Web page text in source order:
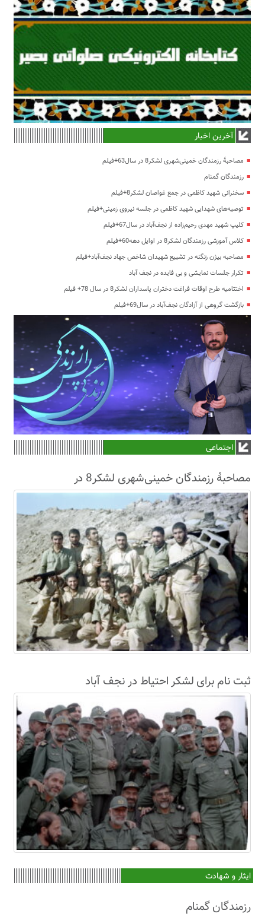
آخرین اخبار
مصاحبۀ رزمندگان خمینی‌شهری لشکر8 در سال63+فیلم
رزمندگان گمنام
سخنرانی شهید کاظمی در جمع غواصان لشکر8+فیلم
توصیه‌های شهدایی شهید کاظمی در جلسه نیروی زمینی+فیلم
کلیپ شهید مهدی رحیم‌زاده از نجف‌آباد در سال67+فیلم
کلاس آموزشی رزمندگان لشکر8 در اوایل دهه60+فیلم
مصاحبه بیژن زنگنه در تشییع شهیدان شاخص جهاد نجف‌آباد+فیلم
تکرار جلسات نمایشی و بی فایده در نجف آباد
اختتامیه طرح اوقات فراغت دختران پاسداران لشکر8 در سال 78+ فیلم
بازگشت گروهی از آزادگان نجف‌آباد در سال69+فیلم
اجتماعی
مصاحبۀ رزمندگان خمینی‌شهری لشکر8 در
سال63+فیلم
ثبت نام برای لشکر احتیاط در نجف آباد
ایثار و شهادت
رزمندگان گمنام